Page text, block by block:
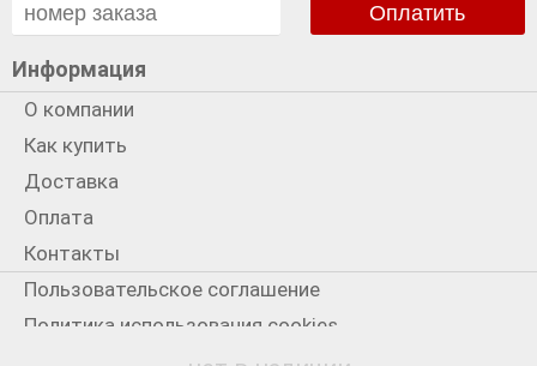
Оплатить
Информация
О компании
Как купить
Доставка
Оплата
Контакты
Пользовательское соглашение
Политика использования cookies
Политика конфиденциальности